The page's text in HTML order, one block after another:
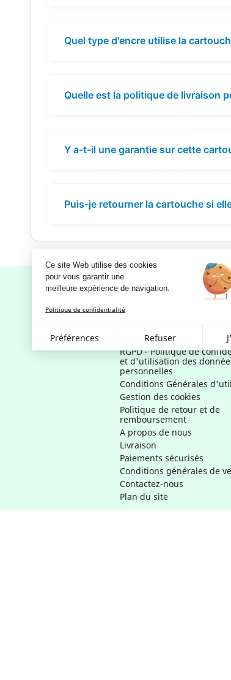
Ce site Web utilise des cookies
pour vous garantir une
meilleure expérience de navigation.
Politique de confidentialité
Préférences Refuser
Quel type d'encre utilise la
Quelle est la politique de livraison
Y a-t-il une garantie sur cette
Puis-je retourner la cartouche si
Mentions légales
RGPD - Politique de
et d'utilisation des
personnelles
Conditions Générales
Gestion des cookies
Politique de retour et de
remboursement
A propos de nous
Livraison
Paiements sécurisés
Conditions générales de
Contactez-nous
Plan du site